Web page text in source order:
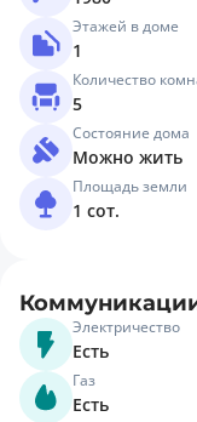
Этажей в доме
1
Количество
5
Состояние дома
Можно жить
Площадь земли
1 сот.
Электричество
Есть
Газ
Есть